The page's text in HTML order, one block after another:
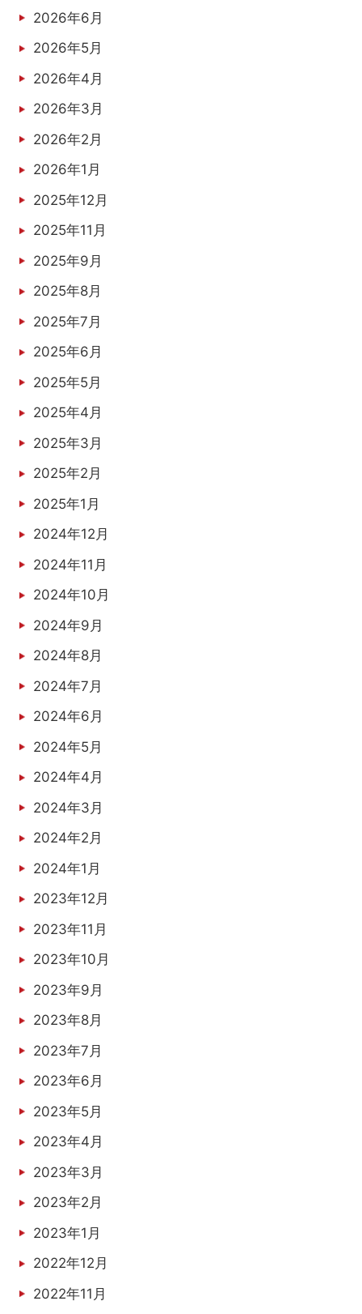
2026年6月
2026年5月
2026年4月
2026年3月
2026年2月
2026年1月
2025年12月
2025年11月
2025年9月
2025年8月
2025年7月
2025年6月
2025年5月
2025年4月
2025年3月
2025年2月
2025年1月
2024年12月
2024年11月
2024年10月
2024年9月
2024年8月
2024年7月
2024年6月
2024年5月
2024年4月
2024年3月
2024年2月
2024年1月
2023年12月
2023年11月
2023年10月
2023年9月
2023年8月
2023年7月
2023年6月
2023年5月
2023年4月
2023年3月
2023年2月
2023年1月
2022年12月
2022年11月